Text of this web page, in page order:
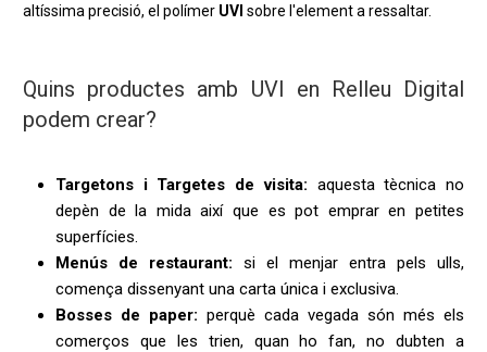
altíssima precisió, el polímer UVI sobre l'element a ressaltar.
Quins productes amb UVI en Relleu Digital
podem crear?
Targetons i Targetes de visita: aquesta tècnica no
depèn de la mida així que es pot emprar en petites
superfícies.
Menús de restaurant: si el menjar entra pels ulls,
comença dissenyant una carta única i exclusiva.
Bosses de paper: perquè cada vegada són més els
comerços que les trien, quan ho fan, no dubten a